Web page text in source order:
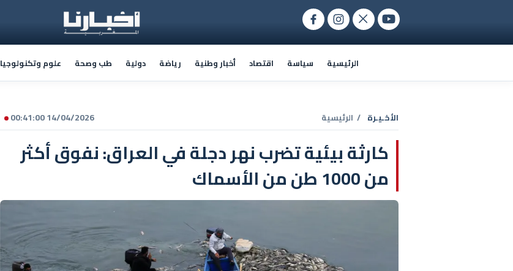
الرئيسية سياسة اقتصاد أخبار وطنية رياضة دولية طب وصحة علوم وتكنولوجيا
14/04/2026 00:41:00 الأخـيـرة / الرئيسية
كارثة بيئية تضرب نهر دجلة في العراق: نفوق أكثر
من 1000 طن من الأسماك